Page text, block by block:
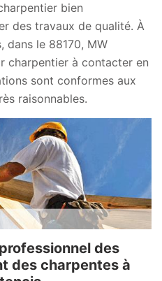
bien
des travaux de qualité. À
dans le 88170, MW
charpentier à contacter en
sont conformes aux
raisonnables.
des
des charpentes à